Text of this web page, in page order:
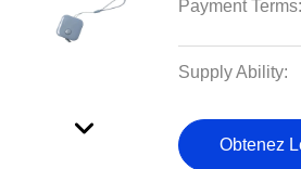
Payment Terms:
Supply Ability:
Obtenez